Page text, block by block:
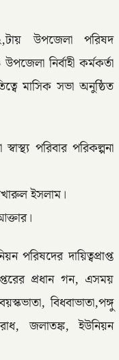
উপজেলা পরিষদ
নির্বাহী কর্মকর্তা
মাসিক সভা অনুষ্ঠিত
পরিবার পরিকল্পনা
ইসলাম।
দায়িত্বপ্রাপ্ত
প্রধান গন, এসময়
বিধবাভাতা,পঙ্গু
জলাতঙ্ক, ইউনিয়ন